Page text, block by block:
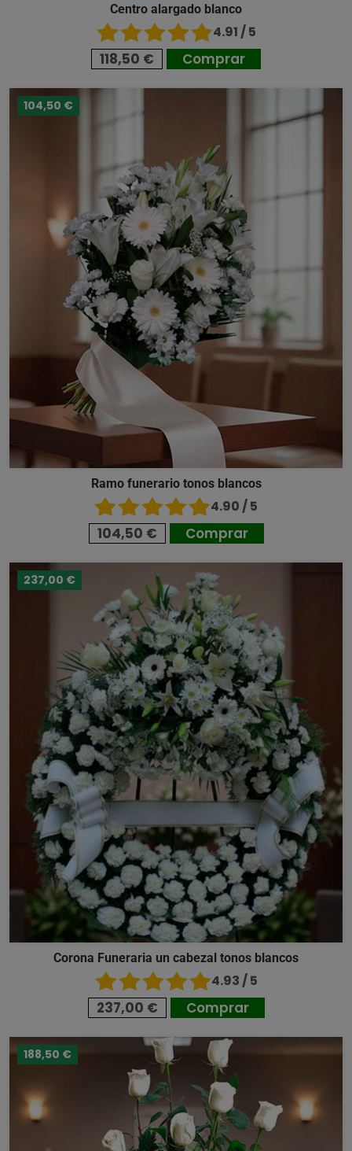
Centro alargado blanco
4.91 / 5
118,50 € Comprar
104,50 €
Ramo funerario tonos blancos
4.90 / 5
104,50 € Comprar
237,00 €
Corona Funeraria un cabezal tonos blancos
4.93 / 5
237,00 € Comprar
188,50 €